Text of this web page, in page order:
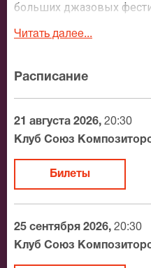
больших джазовых
мгновенно расходятся
на их выступление еще
гитаристом Леваном
мелодию свои
особенный драйв.
Спешите заказать
«BluesCousins» прямо
Читать далее...
Расписание
21 августа 2026, 20:30
Клуб Союз
Билеты
25 сентября 2026, 20:30
Клуб Союз